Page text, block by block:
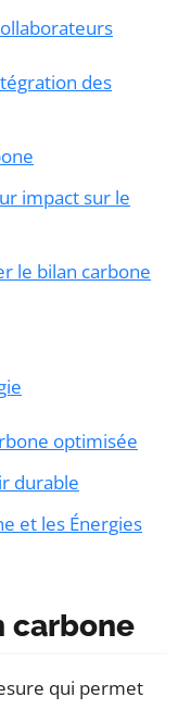
des
impact sur le
le bilan carbone
optimisée
durable
et les Énergies
carbone
qui permet